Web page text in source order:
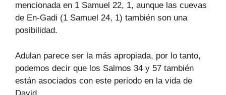
mencionada en 1 Samuel 22, 1, aunque las cuevas
de En-Gadi (1 Samuel 24, 1) también son una
posibilidad.
Adulan parece ser la más apropiada, por lo tanto,
podemos decir que los Salmos 34 y 57 también
están asociados con este periodo en la vida de